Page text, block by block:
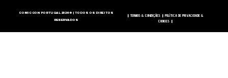
COMIC CON PORTUGAL 2026 © | TODOS OS DIREITOS
RESERVADOS
|TERMOS & CONDIÇÕES| POLÍTICA DE PRIVACIDADE &
COOKIES|